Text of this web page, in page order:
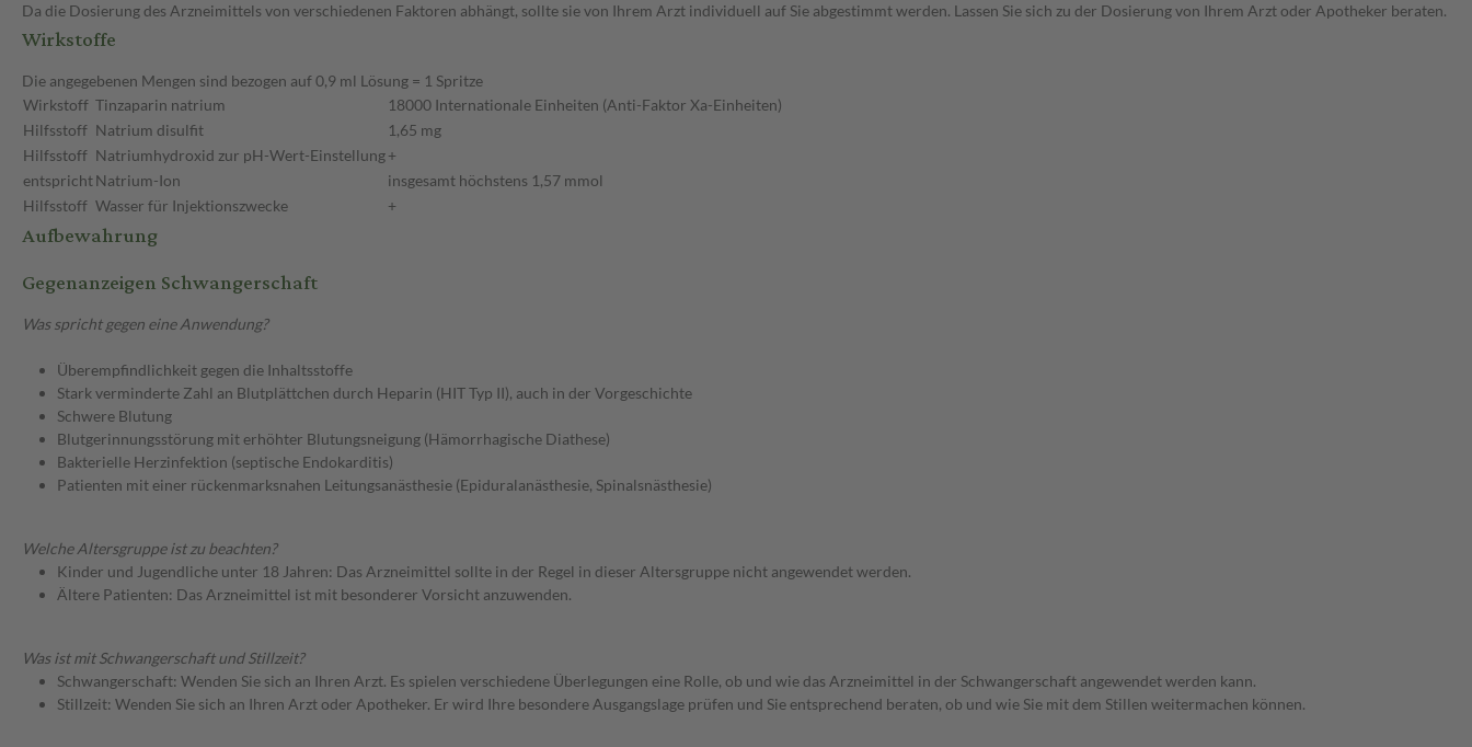
Da die Dosierung des Arzneimittels von verschiedenen Faktoren abhängt, sollte sie von Ihrem Arzt individuell auf Sie abgestimmt werden. Lassen Sie sich zu der Dosierung von Ihrem Arzt oder Apotheker beraten.
Wirkstoffe
Die angegebenen Mengen sind bezogen auf 0,9 ml Lösung = 1 Spritze
Wirkstoff Tinzaparin natrium
18000 Internationale Einheiten (Anti-Faktor Xa-Einheiten)
Hilfsstoff Natrium disulfit
1,65 mg
Hilfsstoff Natriumhydroxid zur pH-Wert-Einstellung+
entsprichtNatrium-Ion
insgesamt höchstens 1,57 mmol
Hilfsstoff Wasser für Injektionszwecke +
Aufbewahrung
Gegenanzeigen Schwangerschaft
Was spricht gegen eine Anwendung?
Überempfindlichkeit gegen die Inhaltsstoffe
Stark verminderte Zahl an Blutplättchen durch Heparin (HIT Typ II), auch in der Vorgeschichte
Schwere Blutung
Blutgerinnungsstörung mit erhöhter Blutungsneigung (Hämorrhagische Diathese)
Bakterielle Herzinfektion (septische Endokarditis)
Patienten mit einer rückenmarksnahen Leitungsanästhesie (Epiduralanästhesie, Spinalsnästhesie)
Welche Altersgruppe ist zu beachten?
Kinder und Jugendliche unter 18 Jahren: Das Arzneimittel sollte in der Regel in dieser Altersgruppe nicht angewendet werden.
Ältere Patienten: Das Arzneimittel ist mit besonderer Vorsicht anzuwenden.
Was ist mit Schwangerschaft und Stillzeit?
Schwangerschaft: Wenden Sie sich an Ihren Arzt. Es spielen verschiedene Überlegungen eine Rolle, ob und wie das Arzneimittel in der Schwangerschaft angewendet werden kann.
Stillzeit: Wenden Sie sich an Ihren Arzt oder Apotheker. Er wird Ihre besondere Ausgangslage prüfen und Sie entsprechend beraten, ob und wie Sie mit dem Stillen weitermachen können.